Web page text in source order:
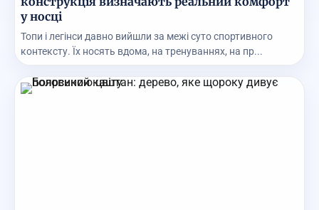
у носці
Топи і легінси давно вийшли за межі суто спортивного
контексту. Їх носять вдома, на тренуваннях, на пр...